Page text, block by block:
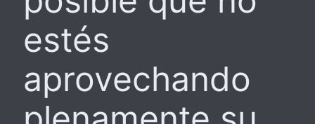
estés
aprovechando